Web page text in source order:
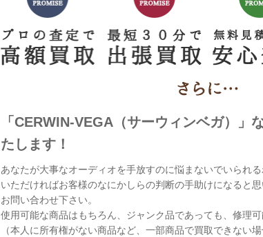
「CERWIN-VEGA（サーウィンベガ）」
たします！
あなたが大事なオーディオを手放すのに悩まないでいられ
いただければお客様のなにかしらの判断の手助けになると
お問い合わせ下さい。
使用可能な商品はもちろん、ジャンク品であっても、修理
（本人に所有権がない商品など、一部商品で買取できない